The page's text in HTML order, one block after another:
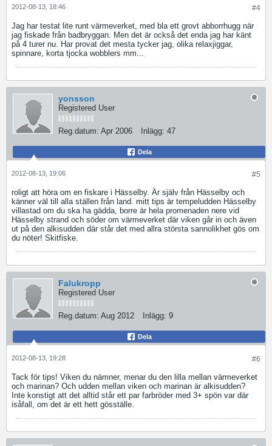
#4
2012-08-13, 18:46
Jag har testat lite runt värmeverket, med bla ett grovt abborrhugg när
jag fiskade från badbryggan. Men det är också det enda jag har känt
på 4 turer nu. Har provat det mesta tycker jag, olika relaxjiggar,
spinnare, korta tjocka wobblers mm...
yonsson
Registered User
Reg.datum: Apr 2006 Inlägg: 47
Dela
#5
2012-08-13, 19:06
roligt att höra om en fiskare i Hässelby. Är själv från Hässelby och
känner väl till alla ställen från land. mitt tips är tempeludden Hässelby
villastad om du ska ha gädda, borre är hela promenaden nere vid
Hässelby strand och söder om värmeverket där viken går in och även
ut på den alkisudden där står det med allra största sannolikhet gös om
du nöter! Skitfiske.
Falukropp
Registered User
Reg.datum: Aug 2012 Inlägg: 9
Dela
#6
2012-08-13, 19:28
Tack för tips! Viken du nämner, menar du den lilla mellan värmeverket
och marinan? Och udden mellan viken och marinan är alkisudden?
Inte konstigt att det alltid står ett par farbröder med 3+ spön var där
isåfall, om det är ett hett gösställe.